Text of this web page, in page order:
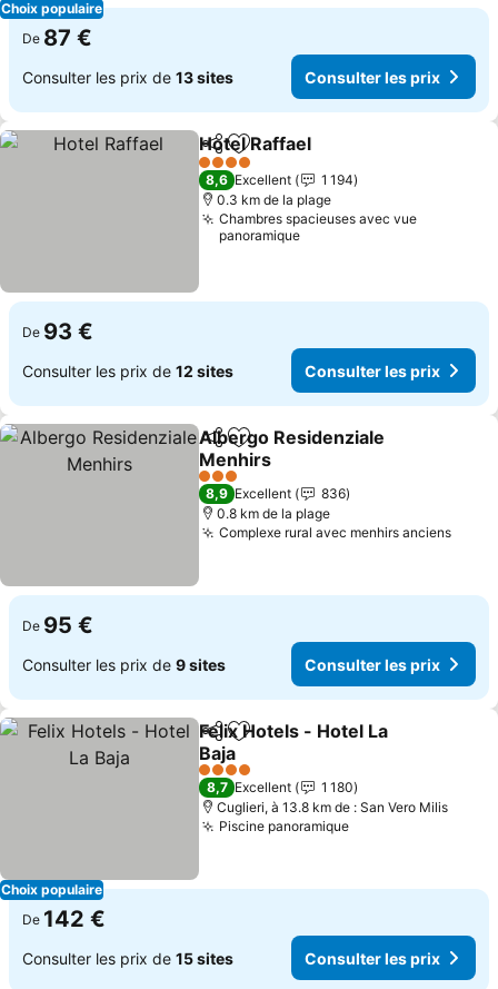
Choix populaire
De 87 €
Consulter les prix de 13 sites Consulter les prix
PartagerAjouter à mes favoris
Hotel Raffael
4 Étoiles
8,6 Excellent
1 194
0.3 km de la plage
Chambres spacieuses avec vue
panoramique
De 93 €
Consulter les prix de 12 sites Consulter les prix
PartagerAjouter à mes favoris
Albergo Residenziale
Menhirs
3 Étoiles
8,9 Excellent
836
0.8 km de la plage
Complexe rural avec menhirs anciens
De 95 €
Consulter les prix de 9 sites Consulter les prix
Choix populaire
PartagerAjouter à mes favoris
Felix Hotels - Hotel La
Baja
4 Étoiles
8,7 Excellent
1 180
Cuglieri, à 13.8 km de : San Vero Milis
Piscine panoramique
De 142 €
Consulter les prix de 15 sites Consulter les prix